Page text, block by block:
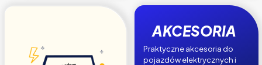
AKCESORIA
Praktyczne akcesoria do
pojazdów elektrycznych i